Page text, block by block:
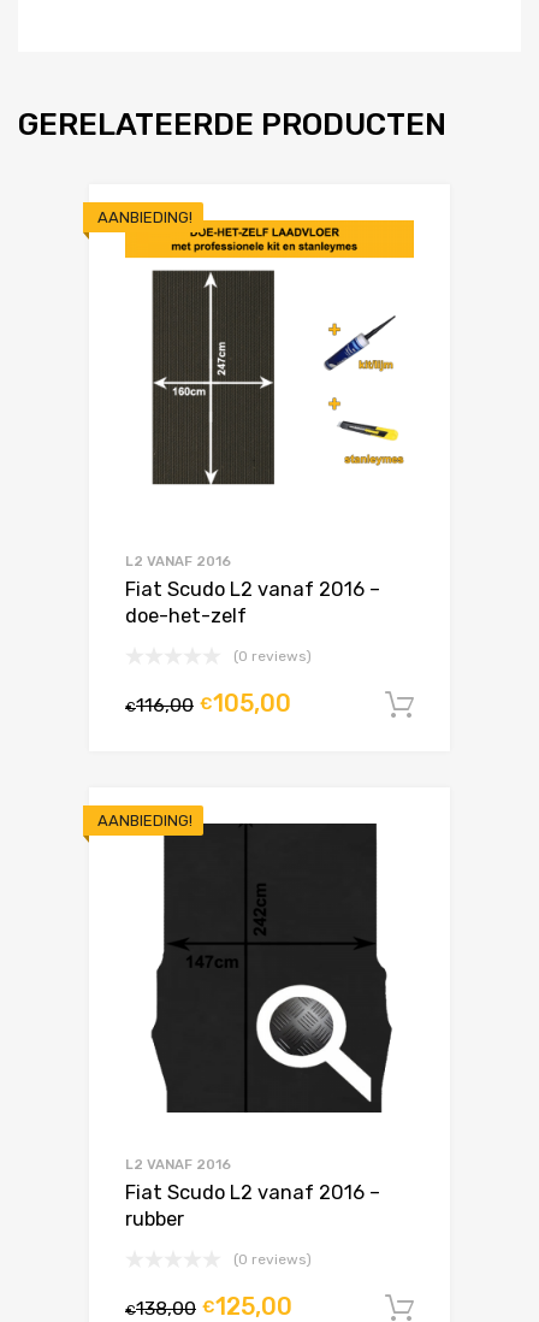
GERELATEERDE PRODUCTEN
AANBIEDING!
L2 VANAF 2016
Fiat Scudo L2 vanaf 2016 –
doe-het-zelf
(0 reviews)
€116,00 €105,00
AANBIEDING!
L2 VANAF 2016
Fiat Scudo L2 vanaf 2016 –
rubber
(0 reviews)
€138,00 €125,00